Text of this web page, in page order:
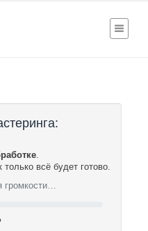
.
всё будет готово.
громкости…